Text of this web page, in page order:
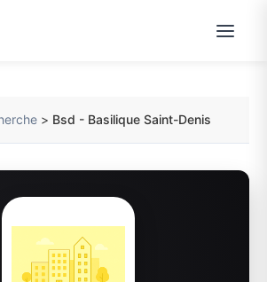
> Bsd - Basilique Saint-Denis